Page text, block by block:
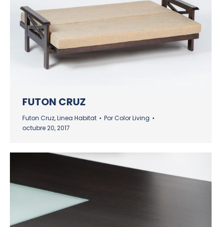
FUTON CRUZ
Futon Cruz,Linea Habitat PorColor Living
octubre 20, 2017